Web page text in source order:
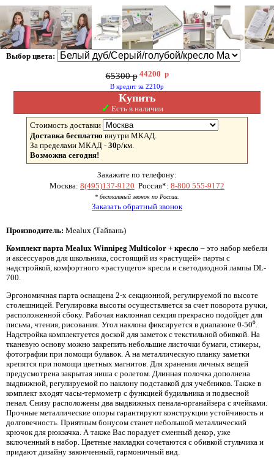
Выбор цвета:
65300 р 44200 р
В кредит за 2210р
Купить
✓ Есть в наличии
Стоимость доставки
Доставка бесплатно внутри МКАД.
За пределами МКАД - 30р/км.
Возможна сегодня!
Закажите по телефону:
Москва: 8(495)137-9120 Россия*: 8-800 555-9172
* бесплатный звонок по России.
Заказать обратный звонок
Производитель: Mealux (Тайвань)
Комплект парта Mealux Winnipeg Multicolor + кресло – это набор мебели
и аксессуаров для школьника, состоящий из «растущей» парты с
надстройкой, комфортного «растущего» кресла и светодиодной лампы DL-
700.
Эргономичная парта оснащена 2-х секционной, регулируемой по высоте
столешницей. Регулировка высоты осуществляется за счет поворота ручки,
расположенной сбоку. Рабочая наклонная секция прекрасно подойдет для
письма, чтения, рисования. Угол наклона фиксируется в диапазоне 0-50⁰.
Надстройка комплектуется доской для заметок с текстильной обивкой. На
тканевую основу можно закрепить небольшие листочки бумаги, стикеры,
фотографии при помощи булавок. А на металлическую планку заметки
крепятся при помощи цветных магнитов. Для хранения личных вещей
предусмотрена закрытая ниша с ролетом. Длинная полочка дополнена
выдвижной, регулируемой по наклону подставкой для учебников. Также в
комплект входят часы-термометр с функцией будильника и подвесной
пенал. Снизу расположены два выдвижных пенала-органайзера с ячейками.
Прочные металлические опоры гарантируют конструкции устойчивость и
долговечность. Приятным бонусом станет небольшой металлический
крючок для рюкзачка. А также Вас порадует сменный декор, уже
включенный в набор. Цветные накладки сочетаются с обивкой стульчика и
придают дизайну законченный, гармоничный вид.